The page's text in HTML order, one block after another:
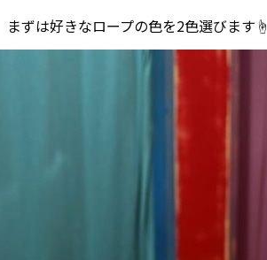
まずは好きなロープの色を2色選びます☝